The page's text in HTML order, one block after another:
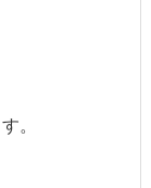
。